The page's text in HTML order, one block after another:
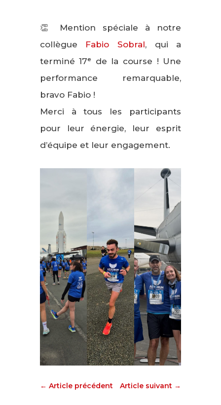
👏 Mention spéciale à notre
collègue
Fabio Sobral, qui a
terminé 17ᵉ de la course ! Une
performance remarquable,
bravo Fabio !
Merci à tous les participants
pour leur énergie, leur esprit
d’équipe et leur engagement.
← Article précédent Article suivant →